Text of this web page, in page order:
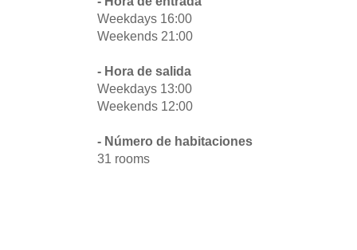
Weekdays 16:00
Weekends 21:00
- Hora de salida
Weekdays 13:00
Weekends 12:00
- Número de habitaciones
31 rooms